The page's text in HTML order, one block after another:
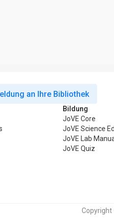
an Ihre Bibliothek
Bildung
JoVE Core
JoVE Science
JoVE Lab
JoVE Quiz
Copyright